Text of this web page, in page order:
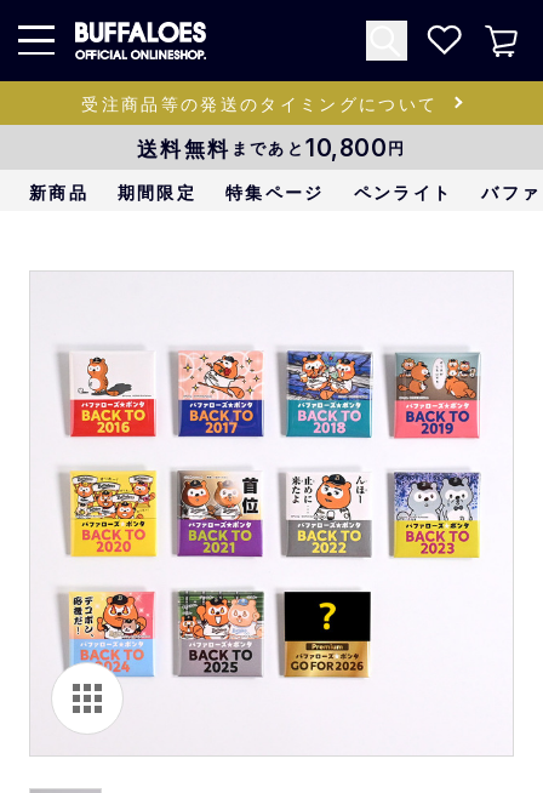
受注商品等の発送のタイミングについて
送料無料 まであと 10,800円
新商品 期間限定 特集ページ ペンライト バフ